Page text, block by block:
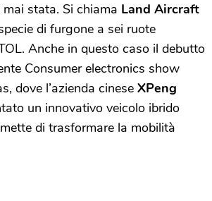
stata. Si chiama Land Aircraft
di furgone a sei ruote
Anche in questo caso il debutto
Consumer electronics show
dove l’azienda cinese XPeng
un innovativo veicolo ibrido
di trasformare la mobilità